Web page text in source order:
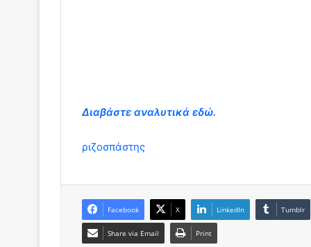
Διαβάστε αναλυτικά εδώ.
ριζοσπάστης
Facebook X LinkedIn Tumblr
Share via Email Print